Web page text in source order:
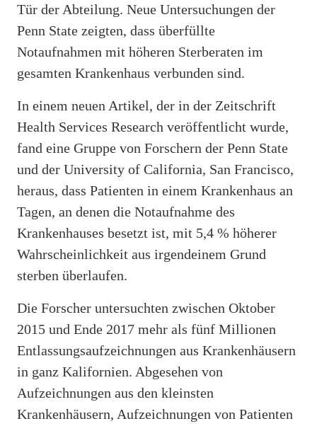
Tür der Abteilung. Neue Untersuchungen der
Penn State zeigten, dass überfüllte
Notaufnahmen mit höheren Sterberaten im
gesamten Krankenhaus verbunden sind.
In einem neuen Artikel, der in der Zeitschrift
Health Services Research veröffentlicht wurde,
fand eine Gruppe von Forschern der Penn State
und der University of California, San Francisco,
heraus, dass Patienten in einem Krankenhaus an
Tagen, an denen die Notaufnahme des
Krankenhauses besetzt ist, mit 5,4 % höherer
Wahrscheinlichkeit aus irgendeinem Grund
sterben überlaufen.
Die Forscher untersuchten zwischen Oktober
2015 und Ende 2017 mehr als fünf Millionen
Entlassungsaufzeichnungen aus Krankenhäusern
in ganz Kalifornien. Abgesehen von
Aufzeichnungen aus den kleinsten
Krankenhäusern, Aufzeichnungen von Patienten